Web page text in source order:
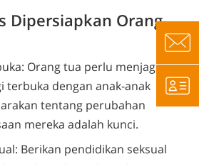
Dipersiapkan Orang
Orang tua perlu menjaga
terbuka dengan anak-anak
tentang perubahan
mereka adalah kunci.
Berikan pendidikan seksual